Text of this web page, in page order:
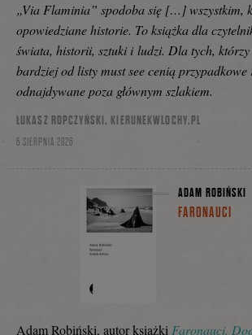
„Via Flaminia” spodoba się […] wszystkim,
opowiedziane historie. To książka dla
świata, historii, sztuki i ludzi. Dla tych,
bardziej od listy must see cenią
odnajdywane poza głównym szlakiem.
ŁUKASZ ROPCZYŃSKI, KIERUNEKWLOCHY.PL
6 SIERPNIA 2026
ADAM ROBIŃSKI
FARONAUCI
Adam Robiński, autor książkiFaronauci.